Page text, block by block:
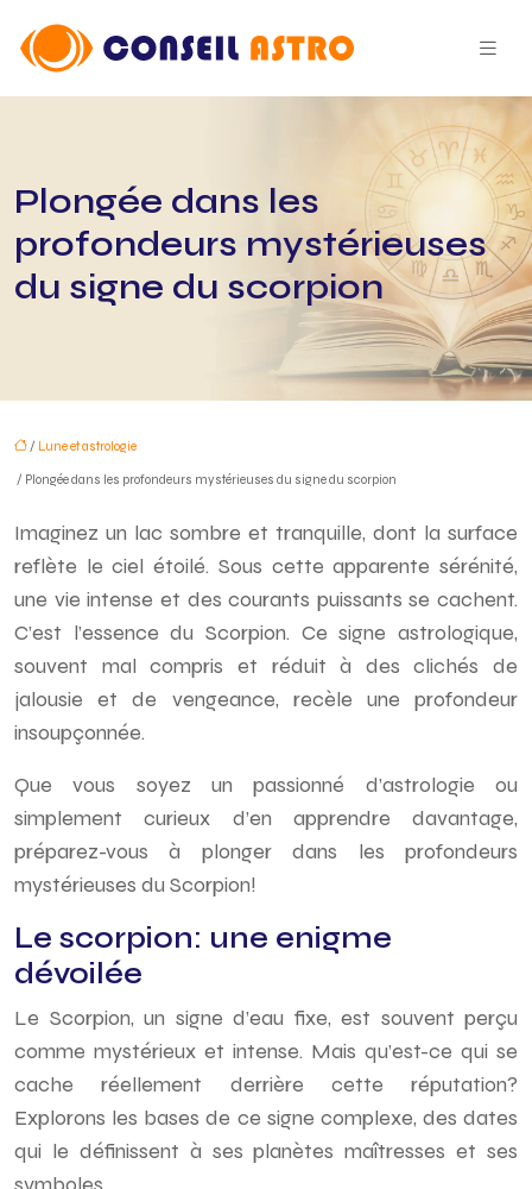
Plongée dans les
profondeurs mystérieuses
du signe du scorpion
/ Lune et astrologie
/ Plongée dans les profondeurs mystérieuses du signe du scorpion
Imaginez un lac sombre et tranquille, dont la surface
reflète le ciel étoilé. Sous cette apparente sérénité,
une vie intense et des courants puissants se cachent.
C’est l’essence du Scorpion. Ce signe astrologique,
souvent mal compris et réduit à des clichés de
jalousie et de vengeance, recèle une profondeur
insoupçonnée.
Que vous soyez un passionné d’astrologie ou
simplement curieux d’en apprendre davantage,
préparez-vous à plonger dans les profondeurs
mystérieuses du Scorpion!
Le scorpion: une enigme
dévoilée
Le Scorpion, un signe d’eau fixe, est souvent perçu
comme mystérieux et intense. Mais qu’est-ce qui se
cache réellement derrière cette réputation?
Explorons les bases de ce signe complexe, des dates
qui le définissent à ses planètes maîtresses et ses